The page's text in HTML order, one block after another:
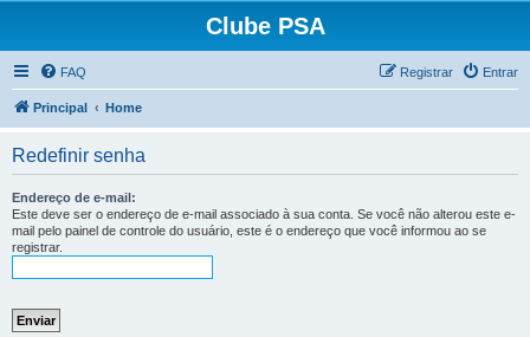
Clube PSA
FAQ Entrar
Registrar
Principal Home
Redefinir senha
Endereço de e-mail:
Este deve ser o endereço de e-mail associado à sua conta. Se você não alterou este e-
mail pelo painel de controle do usuário, este é o endereço que você informou ao se
registrar.